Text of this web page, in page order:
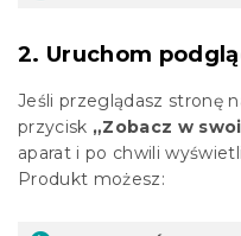
2. Uruchom
Jeśli przeglądasz stronę
przycisk „Zobacz w
aparat i po chwili
Produkt możesz: